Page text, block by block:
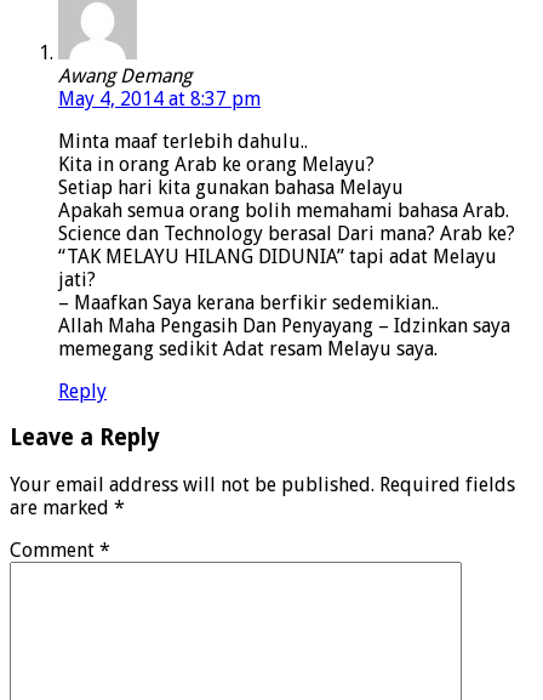
Awang Demang
May 4, 2014 at 8:37 pm
Minta maaf terlebih dahulu..
Kita in orang Arab ke orang Melayu?
Setiap hari kita gunakan bahasa Melayu
Apakah semua orang bolih memahami bahasa Arab.
Science dan Technology berasal Dari mana? Arab ke?
“TAK MELAYU HILANG DIDUNIA” tapi adat Melayu
jati?
– Maafkan Saya kerana berfikir sedemikian..
Allah Maha Pengasih Dan Penyayang – Idzinkan saya
memegang sedikit Adat resam Melayu saya.
Reply
Leave a Reply
Your email address will not be published. Required fields
are marked *
Comment *